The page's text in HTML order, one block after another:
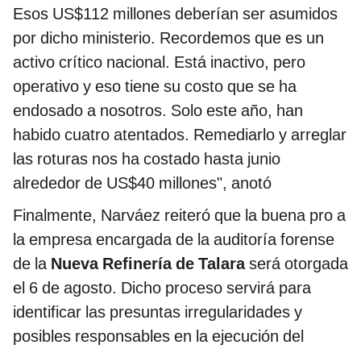
Esos US$112 millones deberían ser asumidos
por dicho ministerio. Recordemos que es un
activo crítico nacional. Está inactivo, pero
operativo y eso tiene su costo que se ha
endosado a nosotros. Solo este año, han
habido cuatro atentados. Remediarlo y arreglar
las roturas nos ha costado hasta junio
alrededor de US$40 millones", anotó
Finalmente, Narváez reiteró que la buena pro a
la empresa encargada de la auditoría forense
de la Nueva Refinería de Talaraserá otorgada
el 6 de agosto. Dicho proceso servirá para
identificar las presuntas irregularidades y
posibles responsables en la ejecución del